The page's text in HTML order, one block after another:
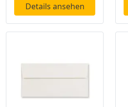
Details ansehen